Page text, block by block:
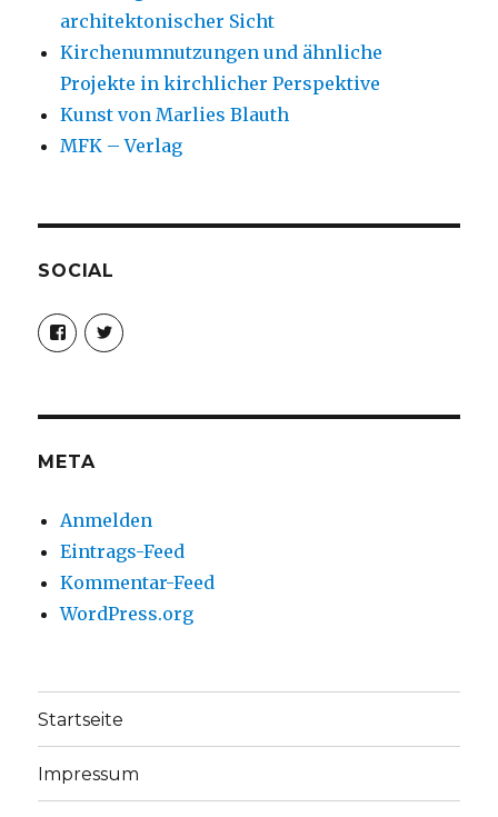
architektonischer Sicht
Kirchenumnutzungen und ähnliche
Projekte in kirchlicher Perspektive
Kunst von Marlies Blauth
MFK – Verlag
SOCIAL
Profil
von
christoph.fleischer1
anzeigen
Profil
von
anzeigen
META
Anmelden
Eintrags-Feed
Kommentar-Feed
WordPress.org
Startseite
Impressum